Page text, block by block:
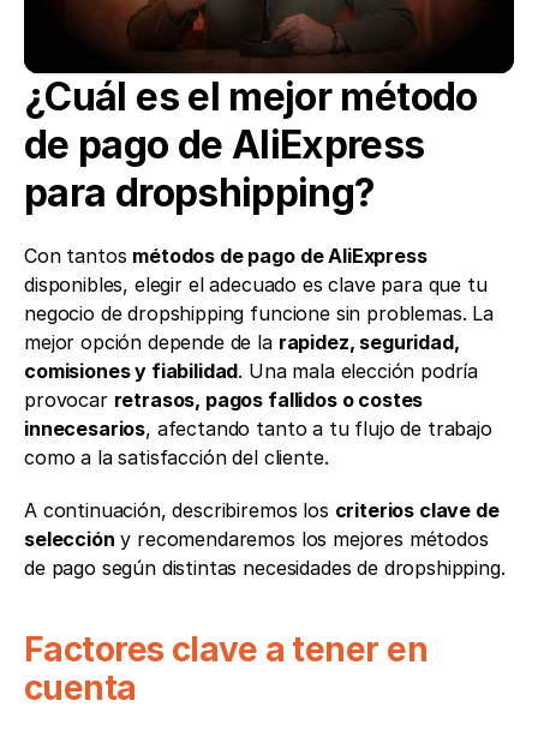
¿Cuál es el mejor método
de pago de AliExpress
para dropshipping?
Con tantos métodos de pago de AliExpress
disponibles, elegir el adecuado es clave para que tu
negocio de dropshipping funcione sin problemas. La
mejor opción depende de la rapidez, seguridad,
comisiones y fiabilidad. Una mala elección podría
provocar retrasos, pagos fallidos o costes
innecesarios, afectando tanto a tu flujo de trabajo
como a la satisfacción del cliente.
A continuación, describiremos los criterios clave de
selección y recomendaremos los mejores métodos
de pago según distintas necesidades de dropshipping.
Factores clave a tener en
cuenta